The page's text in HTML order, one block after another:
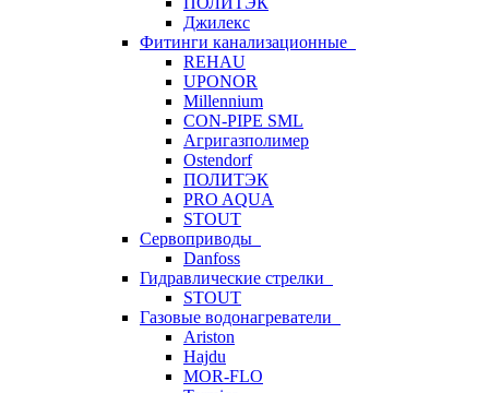
Джилекс
Фитинги канализационные
REHAU
UPONOR
Millennium
CON-PIPE SML
Агригазполимер
Ostendorf
ПОЛИТЭК
PRO AQUA
STOUT
Сервоприводы
Danfoss
Гидравлические стрелки
STOUT
Газовые водонагреватели
Ariston
Hajdu
MOR-FLO